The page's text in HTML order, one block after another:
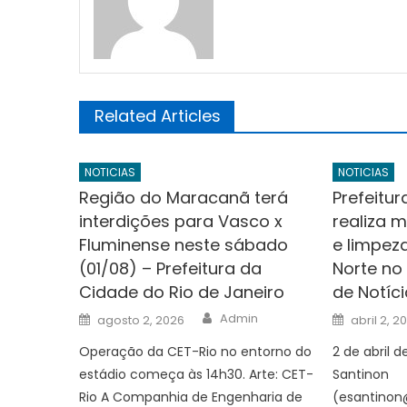
Related Articles
NOTICIAS
Região do Maracanã terá
interdições para Vasco x
Fluminense neste sábado
(01/08) – Prefeitura da
Cidade do Rio de Janeiro
Posted
on
agosto 2, 2026 Author
Admin
Operação da CET-Rio no entorno do
estádio começa às 14h30. Arte: CET-
Rio A Companhia de Engenharia de
NOTICIAS
realiza
e
Norte
de
Posted
on
abril 2,
2 de abril
Santinon
(